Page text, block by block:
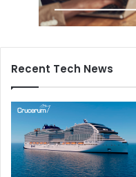
Recent Tech News